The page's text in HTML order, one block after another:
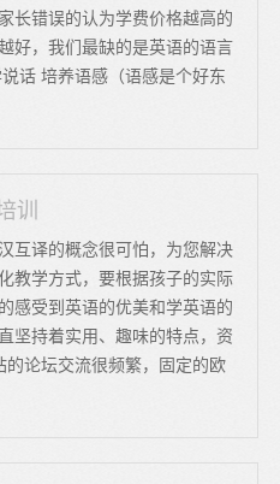
长错误的认为学费价格越高的
好，我们最缺的是英语的语言
话 培养语感（语感是个好东
训
互译的概念很可怕，为您解决
教学方式，要根据孩子的实际
感受到英语的优美和学英语的
坚持着实用、趣味的特点，资
论坛交流很频繁，固定的欧